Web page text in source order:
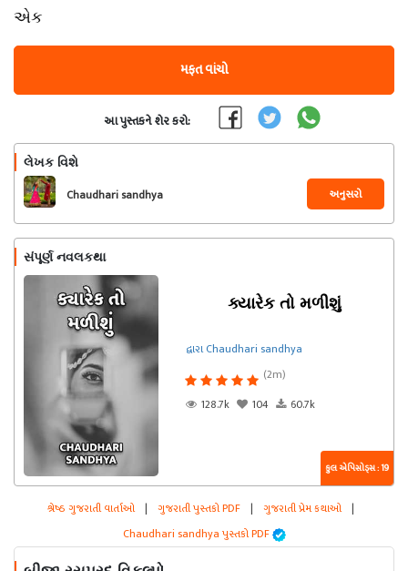
એક
મફત વાંચો
આ પુસ્તકને શેર કરો:
લેખક વિશે
Chaudhari sandhya અનુસરો
સંપૂર્ણ નવલકથા
ક્યારેક તો મળીશું
દ્વારા Chaudhari sandhya
(2m)
128.7k
104 60.7k
કુલ એપિસોડ્સ : 19
શ્રેષ્ઠ ગુજરાતી વાર્તાઓ | ગુજરાતી પુસ્તકો PDF | ગુજરાતી પ્રેમ કથાઓ |
Chaudhari sandhya પુસ્તકો PDF